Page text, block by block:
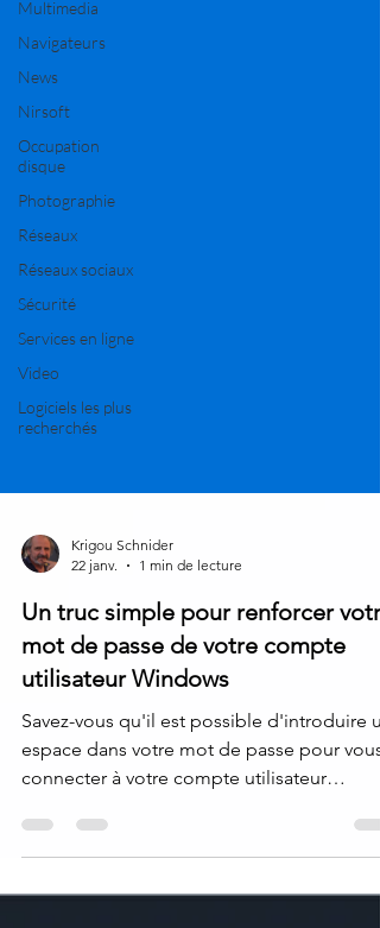
Multimedia
Navigateurs
News
Nirsoft
Occupation
disque
Photographie
Réseaux
Réseaux sociaux
Sécurité
Services en ligne
Video
Logiciels les plus
recherchés
Krigou Schnider
Un truc simple pour renforcer votre
mot de passe de votre compte
utilisateur Windows
Savez-vous qu'il est possible d'introduire
espace dans votre mot de passe pour vous
Windows. Une manière simple de sécuriser
l'accès à son ordinateur. Aviez-vous pensé
jusqu'à présent à cette possibilité ? Non, et